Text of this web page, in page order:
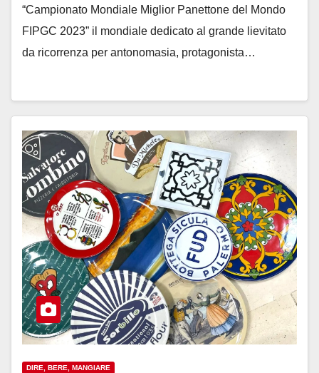
“Campionato Mondiale Miglior Panettone del Mondo
FIPGC 2023” il mondiale dedicato al grande lievitato
da ricorrenza per antonomasia, protagonista…
DIRE, BERE, MANGIARE